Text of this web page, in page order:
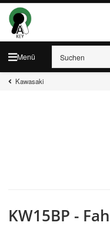
Menü
Kawasaki
KW15BP -